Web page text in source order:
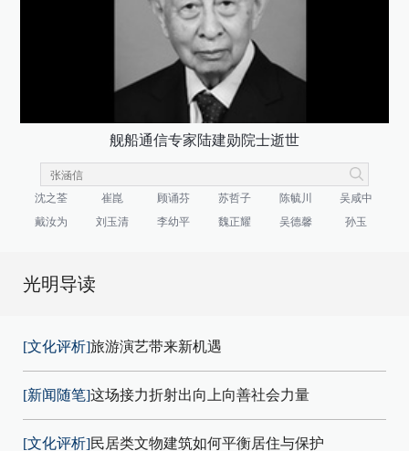
舰船通信专家陆建勋院士逝世
沈之荃 崔崑 顾诵芬 苏哲子 陈毓川
吴咸中
戴汝为
刘玉清 李幼平 魏正耀 吴德馨 孙玉
光明导读
[文化评析]旅游演艺带来新机遇
[新闻随笔]这场接力折射出向上向善社会力量
[文化评析]民居类文物建筑如何平衡居住与保护